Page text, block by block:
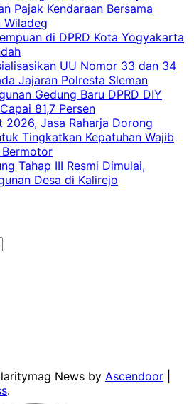
Pajak Kendaraan Bersama
Wiladeg
di DPRD Kota Yogyakarta
UU Nomor 33 dan 34
Jajaran Polresta Sleman
Gedung Baru DPRD DIY
81,7 Persen
2026, Jasa Raharja Dorong
Tingkatkan Kepatuhan Wajib
Bermotor
Tahap III Resmi Dimulai,
Desa di Kalirejo
News by Ascendoor
.